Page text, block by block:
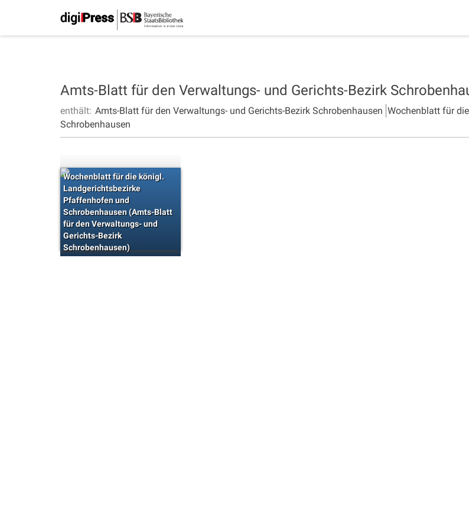
Amts-Blatt für den Verwaltungs- und Gerichts-Bezirk
enthält: Amts-Blatt für den Verwaltungs- und Gerichts-Bezirk Schrobenhausen Wochenblatt für
Schrobenhausen
Wochenblatt für die königl.
Landgerichtsbezirke
Pfaffenhofen und
Schrobenhausen (Amts-Blatt
für den Verwaltungs- und
Gerichts-Bezirk
Schrobenhausen)